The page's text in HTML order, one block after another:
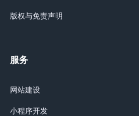
版权与免责声明
服务
网站建设
小程序开发